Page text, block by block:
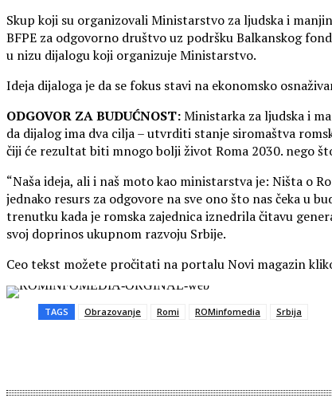
Skup koji su organizovali Ministarstvo za ljudska i
BFPE za odgovorno društvo uz podršku Balkanskog
u nizu dijalogu koji organizuje Ministarstvo.
Ideja dijaloga je da se fokus stavi na ekonomsko
ODGOVOR ZA BUDUĆNOST:Ministarka za ljudska i
da dijalog ima dva cilja – utvrditi stanje siromaštva
čiji će rezultat biti mnogo bolji život Roma 2030. nego
“Naša ideja, ali i naš moto kao ministarstva je: Ništa o
jednako resurs za odgovore na sve ono što nas čeka u
trenutku kada je romska zajednica iznedrila čitavu
svoj doprinos ukupnom razvoju Srbije.
Ceo tekst možete pročitati na portalu Novi magazin
TAGS Obrazovanje Romi ROMinfomedia Srbija